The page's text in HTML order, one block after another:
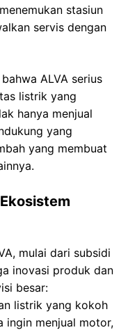
stasiun
servis dengan
ALVA serius
listrik yang
hanya menjual
yang
yang membuat
mulai dari subsidi
inovasi produk dan
besar:
listrik yang kokoh
ingin menjual motor,